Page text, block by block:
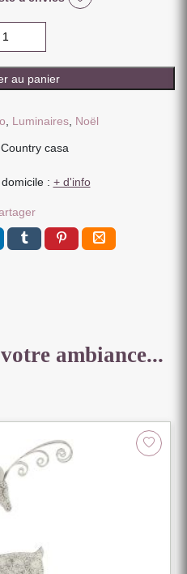
au panier
, Luminaires, Noël
casa
: + d'info
ambiance...